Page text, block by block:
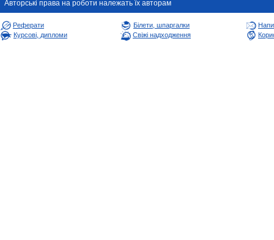
Авторськi права на роботи належать їх авторам
Реферати Білети, шпаргалки
Курсові, дипломи
Свіжі надходження